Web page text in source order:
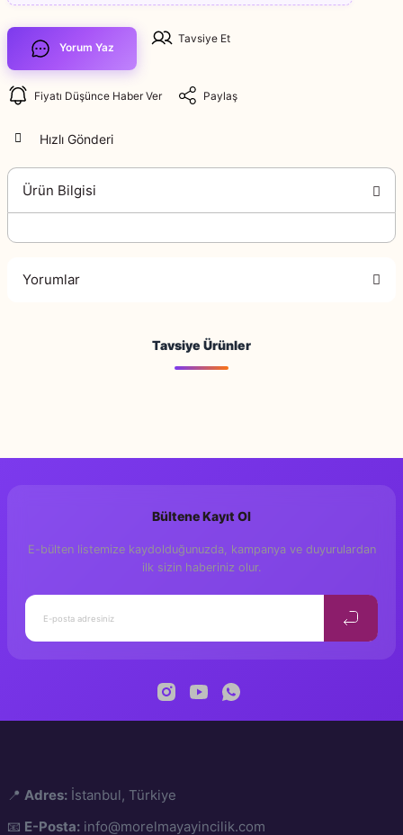
Yorum Yaz
Tavsiye Et
Fiyatı Düşünce Haber Ver Paylaş
Hızlı Gönderi
Ürün Bilgisi
Yorumlar
Bu ürüne ilk yorumu siz yapın!
Tavsiye Ürünler
Annemle Bir Hatıra (Erkek)
Bültene Kayıt Ol
E-bülten listemize kaydolduğunuzda, kampanya ve duyurulardan
ilk sizin haberiniz olur.
📍 Adres: İstanbul, Türkiye
📧 E-Posta: info@morelmayayincilik.com